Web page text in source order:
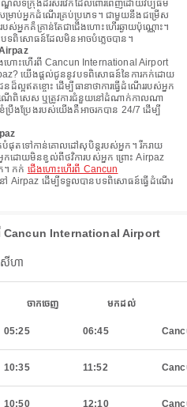
ឌលទីក្រុងដ៏រស់រវើកដែលពោរពេញដោយវប្បធម៌
ម្រាប់អ្នកដំណើរគ្រប់ប្រភេទ។ ជាមួយនឹងជម្រើស
ស់អ្នកគឺគ្រាន់តែជាជើងហោះហើរឆ្ងាយប៉ុណ្ណោះ។
បទពិសោធន៍ដែលមិនអាចបំភ្លេចបាន។
ងហោះហើរពី Cancun International Airport
យើងផ្តល់ជូននូវបទពិសោធន៍នៃការកក់ដោយ
នដ៏ល្អឥតខ្ចោះ ដើម្បីធានាថាការធ្វើដំណើររបស់អ្នក
ណើពិសេស ឬត្រូវការជំនួយនៅដំណាក់កាលណា
ប្រឹងប្រែងរបស់យើងគឺអាចរកបាន 24/7 ដើម្បី
ផុតទៅកាន់គោលដៅសុបិន្តរបស់អ្នក។ រីករាយ
ោយមិនខ្វល់ពីថវិការបស់អ្នក ព្រោះ Airpaz
។ កក់ ជើងហោះហើរពី Cancun
ៅ Airpaz ដើម្បីទទួលបានបទពិសោធន៍ធ្វើដំណើរ
Cancun International Airport
សីហា
ចាកចេញ មកដល់
05:25 06:45
10:35 11:52
10:50 12:10